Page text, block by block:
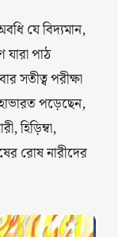
যে বিদ্যমান,
যারা পাঠ
সতীত্ব পরীক্ষা
পড়েছেন,
হিড়িম্বা,
রোষ নারীদের